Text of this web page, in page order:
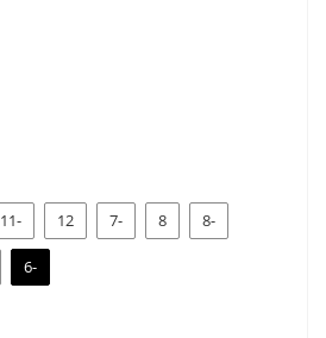
11- 12 7- 8 8-
6-